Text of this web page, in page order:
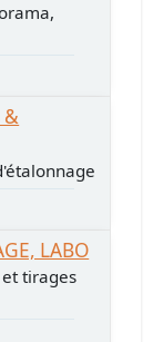
&
LABO
tirages